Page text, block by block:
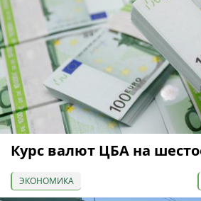
Курс валют ЦБА на
ЭКОНОМИКА